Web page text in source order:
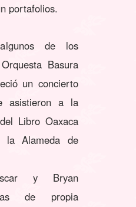
portafolios.
de los
Basura
un concierto
asistieron a la
Libro Oaxaca
la Alameda de
y Bryan
de propia